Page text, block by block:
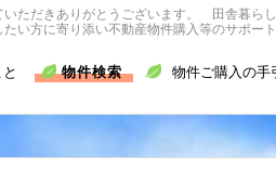
ただきありがとうございます。 田舎暮ら
方に寄り添い不動産物件購入等のサポート
物件検索 物件ご購入の手